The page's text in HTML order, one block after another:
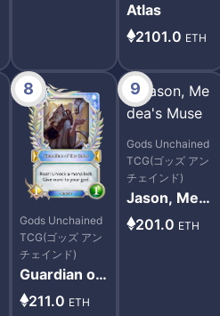
Atlas
2101.0 ETH
8
Gods Unchained
TCG(ゴッズ アン
チェインド)
Guardian of
the Gates
211.0 ETH
9
Gods Unchained
TCG(ゴッズ アン
チェインド)
Jason, Med
ea's Muse
201.0 ETH